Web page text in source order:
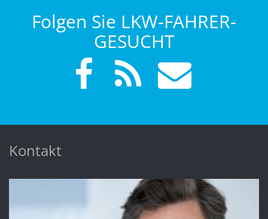
Folgen Sie LKW-FAHRER-
GESUCHT
Kontakt